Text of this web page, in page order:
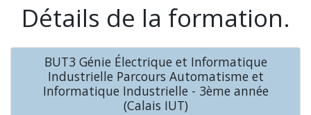
Détails de la formation.
BUT3 Génie Électrique et Informatique
Industrielle Parcours Automatisme et
Informatique Industrielle - 3ème année
(Calais IUT)